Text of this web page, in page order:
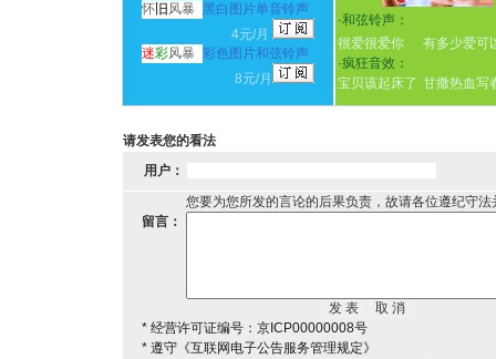
怀 旧 风暴
黑白图片单音铃声
4元/月
迷彩风暴 彩色图片和弦铃声
8元/月
·和弦铃声：
很爱很爱你
有多少爱可
·疯狂音效：
宝贝该起床了 甘撒热血写
请发表您的看法
用户：
您要为您所发的言论的后果负责，故请各位遵纪守
留言：
* 经营许可证编号：京ICP00000008号
* 遵守《互联网电子公告服务管理规定》